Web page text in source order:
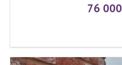
76 000